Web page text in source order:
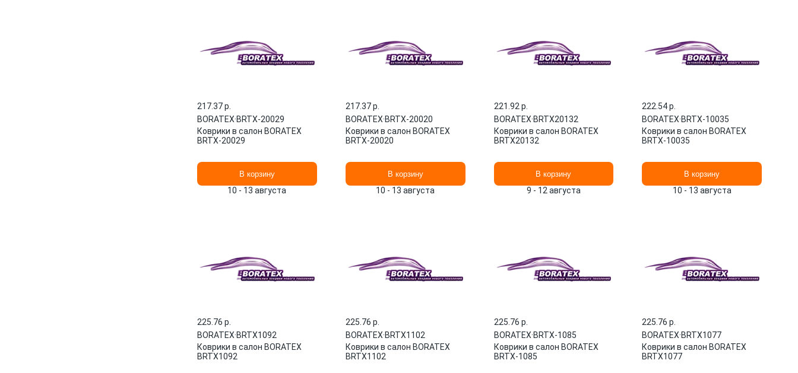
217.37 p.
BORATEX·BRTX-20029
Коврики в салон BORATEX
BRTX-20029
В корзину
10 - 13 августа
217.37 p.
BORATEX·BRTX-20020
Коврики в салон BORATEX
BRTX-20020
В корзину
10 - 13 августа
221.92 p.
BORATEX·BRTX20132
Коврики в салон BORATEX
BRTX20132
В корзину
9 - 12 августа
222.54 p.
BORATEX·BRTX-10035
Коврики в салон BORATEX
BRTX-10035
В корзину
10 - 13 августа
225.76 p.
BORATEX·BRTX1092
Коврики в салон BORATEX
BRTX1092
225.76 p.
BORATEX·BRTX1102
Коврики в салон BORATEX
BRTX1102
225.76 p.
BORATEX·BRTX-1085
Коврики в салон BORATEX
BRTX-1085
225.76 p.
BORATEX·BRTX1077
Коврики в салон BORATEX
BRTX1077